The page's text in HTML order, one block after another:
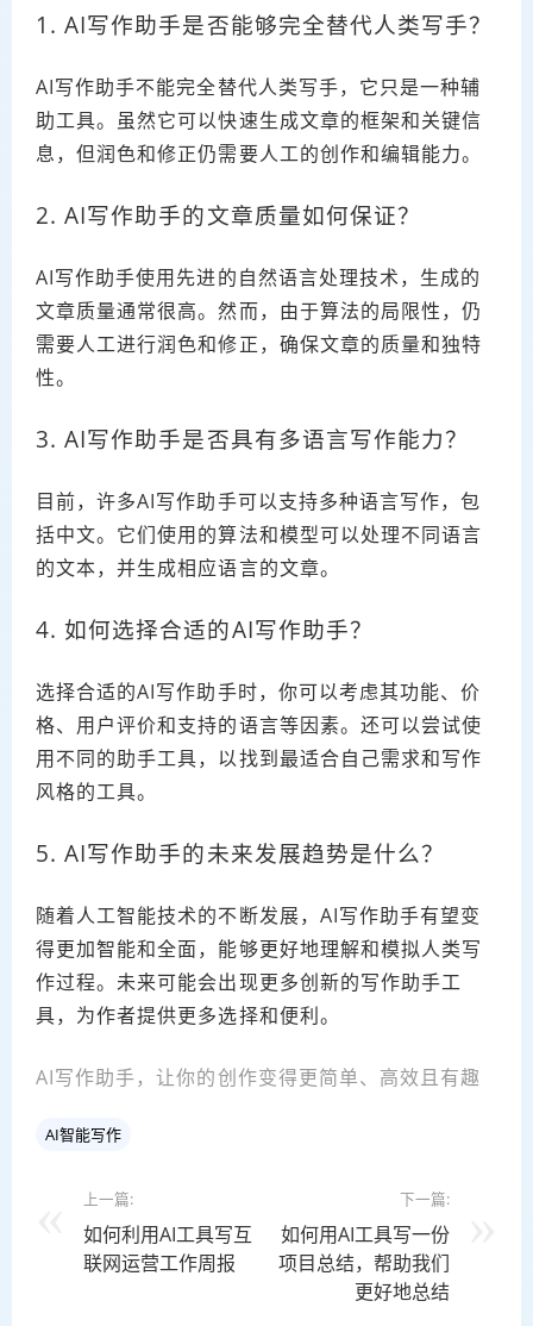
1. AI写作助手是否能够完全替代人类写手？
AI写作助手不能完全替代人类写手，它只是一种辅
助工具。虽然它可以快速生成文章的框架和关键信
息，但润色和修正仍需要人工的创作和编辑能力。
2. AI写作助手的文章质量如何保证？
AI写作助手使用先进的自然语言处理技术，生成的
文章质量通常很高。然而，由于算法的局限性，仍
需要人工进行润色和修正，确保文章的质量和独特
性。
3. AI写作助手是否具有多语言写作能力？
目前，许多AI写作助手可以支持多种语言写作，包
括中文。它们使用的算法和模型可以处理不同语言
的文本，并生成相应语言的文章。
4. 如何选择合适的AI写作助手？
选择合适的AI写作助手时，你可以考虑其功能、价
格、用户评价和支持的语言等因素。还可以尝试使
用不同的助手工具，以找到最适合自己需求和写作
风格的工具。
5. AI写作助手的未来发展趋势是什么？
随着人工智能技术的不断发展，AI写作助手有望变
得更加智能和全面，能够更好地理解和模拟人类写
作过程。未来可能会出现更多创新的写作助手工
具，为作者提供更多选择和便利。
AI写作助手，让你的创作变得更简单、高效且有趣
AI智能写作
上一篇:
如何利用AI工具写互
联网运营工作周报
下一篇:
如何用AI工具写一份
项目总结，帮助我们
更好地总结